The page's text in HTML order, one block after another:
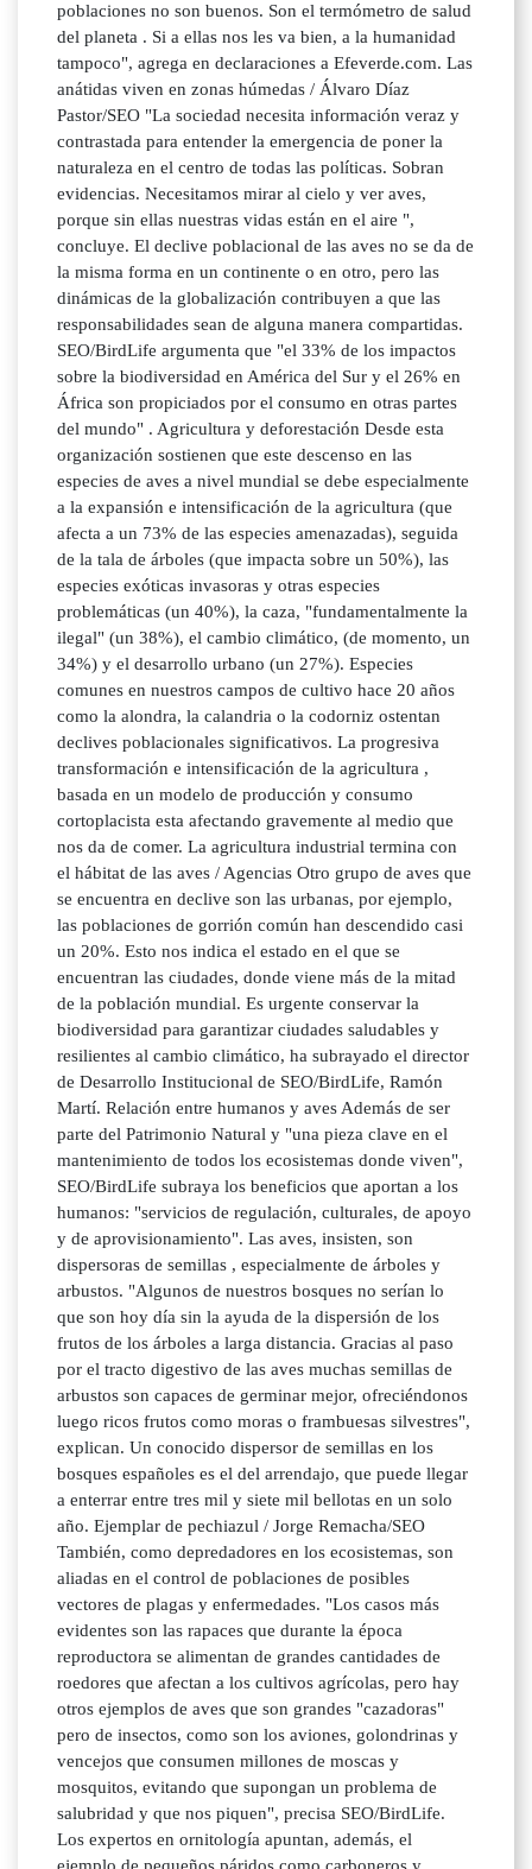
poblaciones no son buenos. Son el termómetro de salud
del planeta . Si a ellas nos les va bien, a la humanidad
tampoco", agrega en declaraciones a Efeverde.com. Las
anátidas viven en zonas húmedas / Álvaro Díaz
Pastor/SEO "La sociedad necesita información veraz y
contrastada para entender la emergencia de poner la
naturaleza en el centro de todas las políticas. Sobran
evidencias. Necesitamos mirar al cielo y ver aves,
porque sin ellas nuestras vidas están en el aire ",
concluye. El declive poblacional de las aves no se da de
la misma forma en un continente o en otro, pero las
dinámicas de la globalización contribuyen a que las
responsabilidades sean de alguna manera compartidas.
SEO/BirdLife argumenta que "el 33% de los impactos
sobre la biodiversidad en América del Sur y el 26% en
África son propiciados por el consumo en otras partes
del mundo" . Agricultura y deforestación Desde esta
organización sostienen que este descenso en las
especies de aves a nivel mundial se debe especialmente
a la expansión e intensificación de la agricultura (que
afecta a un 73% de las especies amenazadas), seguida
de la tala de árboles (que impacta sobre un 50%), las
especies exóticas invasoras y otras especies
problemáticas (un 40%), la caza, "fundamentalmente la
ilegal" (un 38%), el cambio climático, (de momento, un
34%) y el desarrollo urbano (un 27%). Especies
comunes en nuestros campos de cultivo hace 20 años
como la alondra, la calandria o la codorniz ostentan
declives poblacionales significativos. La progresiva
transformación e intensificación de la agricultura ,
basada en un modelo de producción y consumo
cortoplacista esta afectando gravemente al medio que
nos da de comer. La agricultura industrial termina con
el hábitat de las aves / Agencias Otro grupo de aves que
se encuentra en declive son las urbanas, por ejemplo,
las poblaciones de gorrión común han descendido casi
un 20%. Esto nos indica el estado en el que se
encuentran las ciudades, donde viene más de la mitad
de la población mundial. Es urgente conservar la
biodiversidad para garantizar ciudades saludables y
resilientes al cambio climático, ha subrayado el director
de Desarrollo Institucional de SEO/BirdLife, Ramón
Martí. Relación entre humanos y aves Además de ser
parte del Patrimonio Natural y "una pieza clave en el
mantenimiento de todos los ecosistemas donde viven",
SEO/BirdLife subraya los beneficios que aportan a los
humanos: "servicios de regulación, culturales, de apoyo
y de aprovisionamiento". Las aves, insisten, son
dispersoras de semillas , especialmente de árboles y
arbustos. "Algunos de nuestros bosques no serían lo
que son hoy día sin la ayuda de la dispersión de los
frutos de los árboles a larga distancia. Gracias al paso
por el tracto digestivo de las aves muchas semillas de
arbustos son capaces de germinar mejor, ofreciéndonos
luego ricos frutos como moras o frambuesas silvestres",
explican. Un conocido dispersor de semillas en los
bosques españoles es el del arrendajo, que puede llegar
a enterrar entre tres mil y siete mil bellotas en un solo
año. Ejemplar de pechiazul / Jorge Remacha/SEO
También, como depredadores en los ecosistemas, son
aliadas en el control de poblaciones de posibles
vectores de plagas y enfermedades. "Los casos más
evidentes son las rapaces que durante la época
reproductora se alimentan de grandes cantidades de
roedores que afectan a los cultivos agrícolas, pero hay
otros ejemplos de aves que son grandes "cazadoras"
pero de insectos, como son los aviones, golondrinas y
vencejos que consumen millones de moscas y
mosquitos, evitando que supongan un problema de
salubridad y que nos piquen", precisa SEO/BirdLife.
Los expertos en ornitología apuntan, además, el